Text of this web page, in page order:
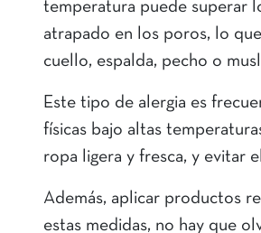
temperatura puede superar
atrapado en los poros, lo
cuello, espalda, pecho o
Este tipo de alergia es
físicas bajo altas
ropa ligera y fresca, y evitar
Además, aplicar productos
estas medidas, no hay que